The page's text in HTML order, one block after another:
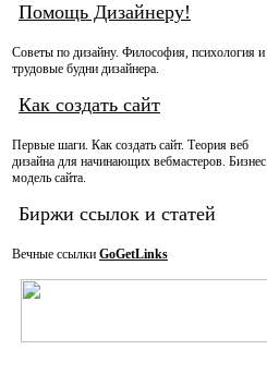
Помощь Дизайнеру!
Советы по дизайну. Философия, психология и
трудовые будни дизайнера.
Как создать сайт
Первые шаги. Как создать сайт. Теория веб
дизайна для начинающих вебмастеров. Бизнес
модель сайта.
Биржи ссылок и статей
Вечные ссылки GoGetLinks